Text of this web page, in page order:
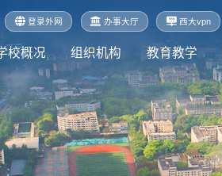
登录外网 办事大厅 西大vpn
校概况 组织机构 教育教学